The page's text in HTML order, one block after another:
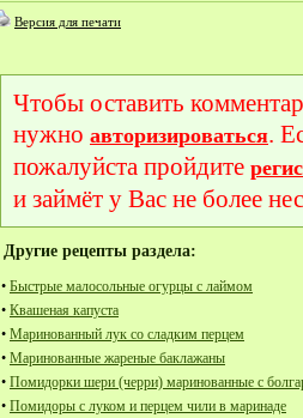
Версия для печати
Чтобы оставить
нужно авторизироваться.
пожалуйста пройдите
и займёт у Вас не более
Другие рецепты раздела:
• Быстрые малосольные огурцы с лаймом
• Квашеная капуста
• Маринованный лук со сладким перцем
• Маринованные жареные баклажаны
• Помидорки шери (черри) маринованные с
• Помидоры с луком и перцем чили в маринаде